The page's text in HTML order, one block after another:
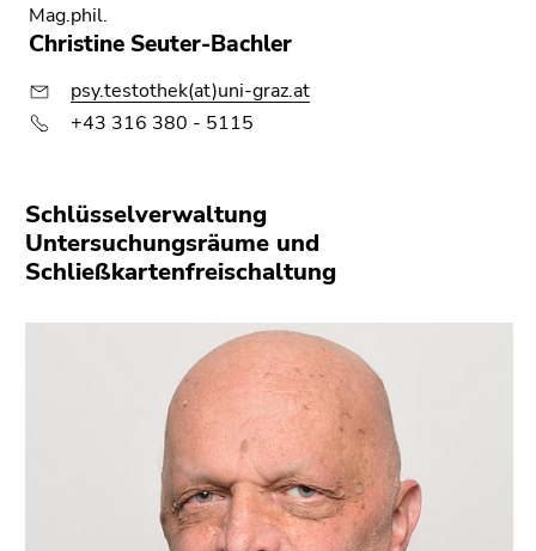
Mag.phil.
Christine Seuter-Bachler
psy.testothek(at)uni-graz.at
+43 316 380 - 5115
Schlüsselverwaltung
Untersuchungsräume und
Schließkartenfreischaltung